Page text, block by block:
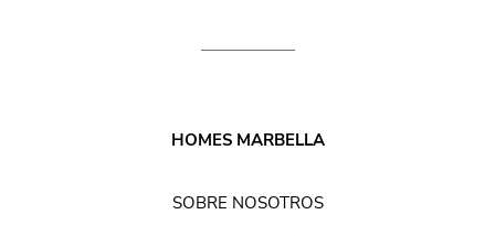
HOMES MARBELLA
SOBRE NOSOTROS